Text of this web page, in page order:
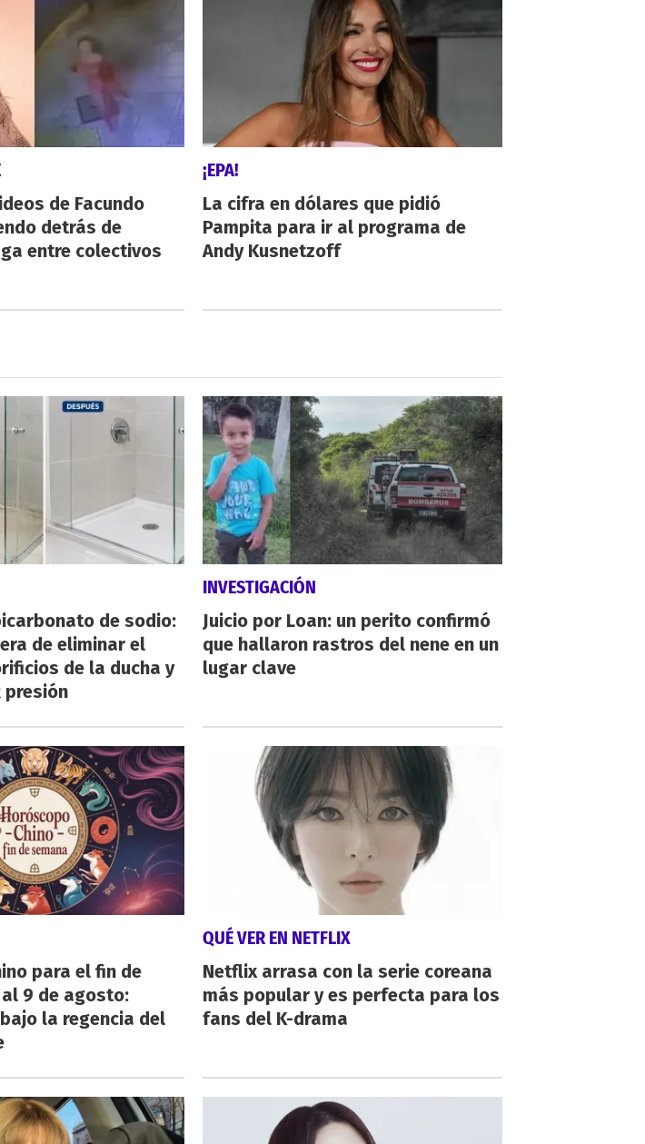
de Facundo
detrás de
entre colectivos
¡EPA!
La cifra en dólares que pidió
Pampita para ir al programa de
Andy Kusnetzoff
de sodio:
de eliminar el
de la ducha y
presión
INVESTIGACIÓN
Juicio por Loan: un perito confirmó
que hallaron rastros del nene en un
lugar clave
para el fin de
9 de agosto:
la regencia del
QUÉ VER EN NETFLIX
Netflix arrasa con la serie coreana
más popular y es perfecta para los
fans del K-drama